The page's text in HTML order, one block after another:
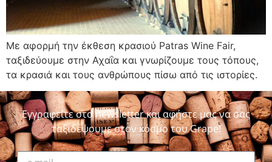
Με αφορμή την έκθεση κρασιού Patras Wine Fair,
ταξιδεύουμε στην Αχαΐα και γνωρίζουμε τους τόπους,
τα κρασιά και τους ανθρώπους πίσω από τις ιστορίες.
Εγγραφείτε στο newsletter και αφήστε μας να σας
ταξιδέψουμε στον κόσμο του Grape!